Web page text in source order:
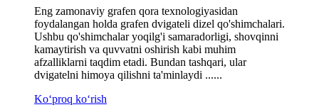
Eng zamonaviy grafen qora texnologiyasidan
foydalangan holda grafen dvigateli dizel qo'shimchalari.
Ushbu qo'shimchalar yoqilg'i samaradorligi, shovqinni
kamaytirish va quvvatni oshirish kabi muhim
afzalliklarni taqdim etadi. Bundan tashqari, ular
dvigatelni himoya qilishni ta'minlaydi ......
Koʻproq koʻrish